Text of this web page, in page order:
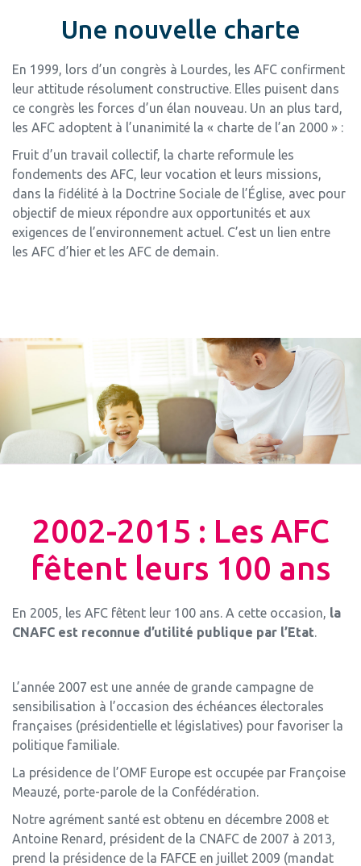
Une nouvelle charte
En 1999, lors d’un congrès à Lourdes, les AFC confirment
leur attitude résolument constructive. Elles puisent dans
ce congrès les forces d’un élan nouveau. Un an plus tard,
les AFC adoptent à l’unanimité la « charte de l’an 2000 » :
Fruit d’un travail collectif, la charte reformule les
fondements des AFC, leur vocation et leurs missions,
dans la fidélité à la Doctrine Sociale de l’Église, avec pour
objectif de mieux répondre aux opportunités et aux
exigences de l’environnement actuel. C’est un lien entre
les AFC d’hier et les AFC de demain.
2002-2015 : Les AFC
fêtent leurs 100 ans
En 2005, les AFC fêtent leur 100 ans. A cette occasion, la
CNAFC est reconnue d’utilité publique par l’Etat.
L’année 2007 est une année de grande campagne de
sensibilisation à l’occasion des échéances électorales
françaises (présidentielle et législatives) pour favoriser la
politique familiale.
La présidence de l’OMF Europe est occupée par Françoise
Meauzé, porte-parole de la Confédération.
Notre agrément santé est obtenu en décembre 2008 et
Antoine Renard, président de la CNAFC de 2007 à 2013,
prend la présidence de la FAFCE en juillet 2009 (mandat